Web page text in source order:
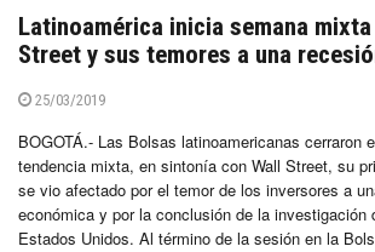
Latinoamérica inicia semana
Street y sus temores a una
25/03/2019
BOGOTÁ.- Las Bolsas latinoamericanas cerraron
tendencia mixta, en sintonía con Wall Street, su
se vio afectado por el temor de los inversores a
económica y por la conclusión de la investigación
Estados Unidos. Al término de la sesión en la